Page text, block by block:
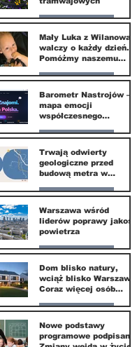
Nasze miasto
20 kwi
Mały Luka z Wilanowa
walczy o każdy dzień.
Pomóżmy naszemu
odzyskać dzieciństwo
Nasze miasto
30 mar
Barometr Nastrojów –
mapa emocji
współczesnego
Nasze miasto
30 mar
Trwają odwierty
geologiczne przed
budową metra w
Nasze miasto
24 mar
Warszawa wśród
liderów poprawy jakości
powietrza
Nasze miasto
24 mar
Dom blisko natury,
wciąż blisko Warszawy.
Coraz więcej osób
Nasze miasto
20 mar
Nowe podstawy
programowe podpisane.